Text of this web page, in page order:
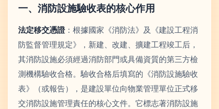
一、消防設施驗收表的核心作用
法定移交憑證：根據國家《消防法》及《建設工程消
防監督管理規定》，新建、改建、擴建工程竣工后，
其消防設施必須經過消防部門或具備資質的第三方檢
測機構驗收合格。驗收合格后填寫的《消防設施驗收
表》（或報告），是建設單位向物業管理單位正式移
交消防設施管理責任的核心文件。它標志著消防設施